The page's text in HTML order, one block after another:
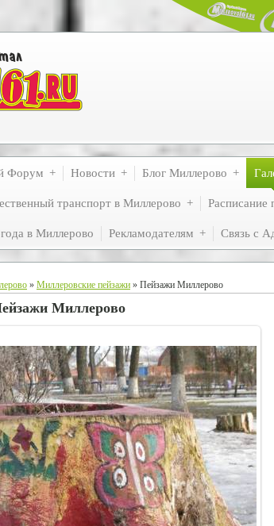
Форум Новости Блог Миллерово
транспорт в Миллерово Расписание
в Миллерово Рекламодателям Связь с
» Миллеровские пейзажи » Пейзажи Миллерово
Миллерово